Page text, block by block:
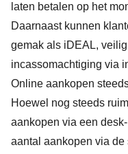
laten betalen op het
Daarnaast kunnen
gemak als iDEAL,
incassomachtiging via
Online aankopen
Hoewel nog steeds
aankopen via een
aantal aankopen via de